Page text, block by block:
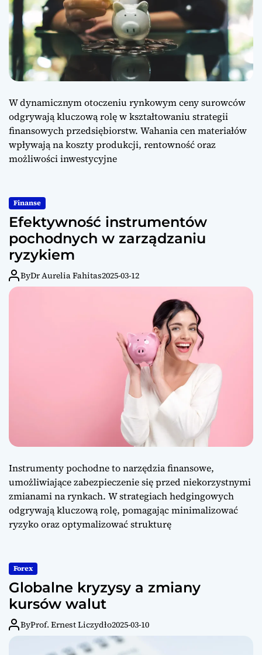
W dynamicznym otoczeniu rynkowym ceny surowców
odgrywają kluczową rolę w kształtowaniu strategii
finansowych przedsiębiorstw. Wahania cen materiałów
wpływają na koszty produkcji, rentowność oraz
możliwości inwestycyjne
Finanse
Efektywność instrumentów
pochodnych w zarządzaniu
ryzykiem
ByDr Aurelia Fahitas2025-03-12
Instrumenty pochodne to narzędzia finansowe,
umożliwiające zabezpieczenie się przed niekorzystnymi
zmianami na rynkach. W strategiach hedgingowych
odgrywają kluczową rolę, pomagając minimalizować
ryzyko oraz optymalizować strukturę
Forex
Globalne kryzysy a zmiany
kursów walut
ByProf. Ernest Liczydło2025-03-10